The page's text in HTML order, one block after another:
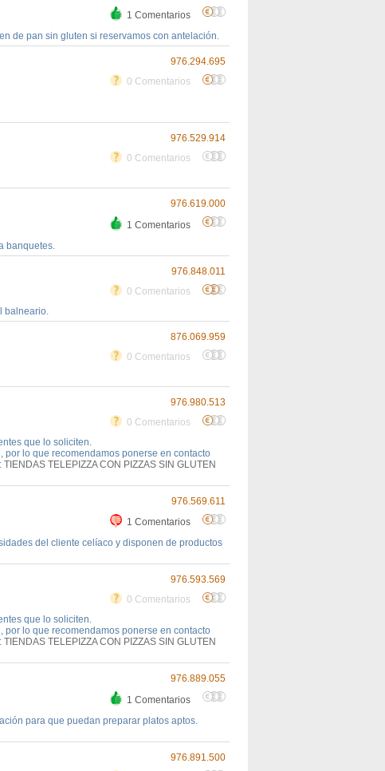
1 Comentarios
de pan sin gluten si reservamos con antelación.
976.294.695
0 Comentarios
976.529.914
0 Comentarios
976.619.000
1 Comentarios
banquetes.
976.848.011
0 Comentarios
balneario.
876.069.959
0 Comentarios
976.980.513
0 Comentarios
que lo soliciten.
por lo que recomendamos ponerse en contacto
TIENDAS TELEPIZZA CON PIZZAS SIN GLUTEN
976.569.611
1 Comentarios
del cliente celíaco y disponen de productos
976.593.569
0 Comentarios
que lo soliciten.
por lo que recomendamos ponerse en contacto
TIENDAS TELEPIZZA CON PIZZAS SIN GLUTEN
976.889.055
1 Comentarios
para que puedan preparar platos aptos.
976.891.500